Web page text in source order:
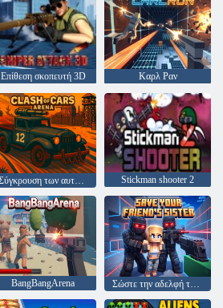
Επίθεση σκοπευτή 3D Καρλ Ραν
Σύγκρουση των αυτοκινήτων αρένα Stickman shooter 2
BangBangArena Σώστε την αδελφή του φίλου σας